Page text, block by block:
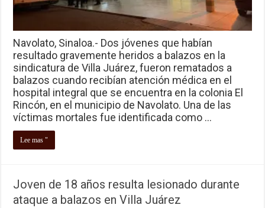
Navolato, Sinaloa.- Dos jóvenes que habían
resultado gravemente heridos a balazos en la
sindicatura de Villa Juárez, fueron rematados a
balazos cuando recibían atención médica en el
hospital integral que se encuentra en la colonia El
Rincón, en el municipio de Navolato. Una de las
víctimas mortales fue identificada como …
Lee mas "
Joven de 18 años resulta lesionado durante
ataque a balazos en Villa Juárez